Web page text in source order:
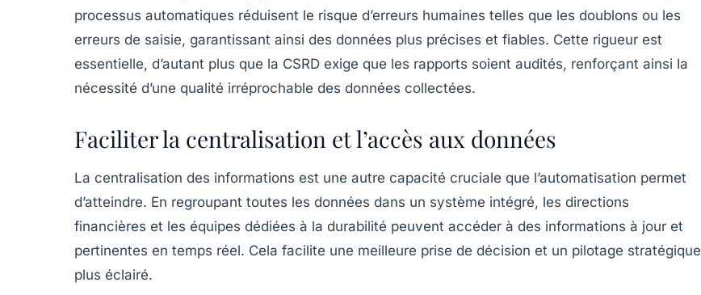
processus automatiques réduisent le risque d’erreurs humaines telles que les doublons ou les
erreurs de saisie, garantissant ainsi des données plus précises et fiables. Cette rigueur est
essentielle, d’autant plus que la CSRD exige que les rapports soient audités, renforçant ainsi la
nécessité d’une qualité irréprochable des données collectées.
Faciliter la centralisation et l’accès aux données
La centralisation des informations est une autre capacité cruciale que l’automatisation permet
d’atteindre. En regroupant toutes les données dans un système intégré, les directions
financières et les équipes dédiées à la durabilité peuvent accéder à des informations à jour et
pertinentes en temps réel. Cela facilite une meilleure prise de décision et un pilotage stratégique
plus éclairé.